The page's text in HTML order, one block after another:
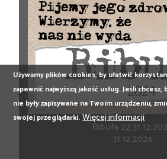
Bibuła 22
31.12.2024
Używamy plików cookies, by ułatwić
zapewnić najwyższą jakość usług. Jeśli
nie były zapisywane na Twoim urządzeniu,
swojej przeglądarki. Więcej informacji